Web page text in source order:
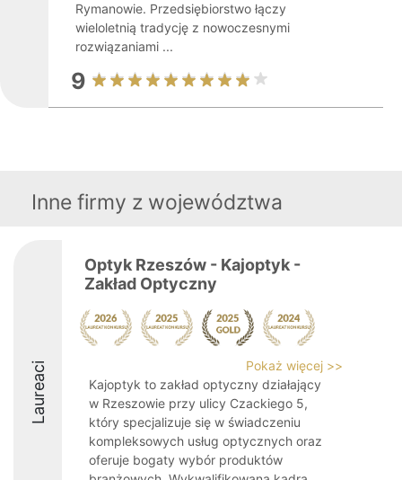
Rymanowie. Przedsiębiorstwo łączy
wieloletnią tradycję z nowoczesnymi
rozwiązaniami ...
9
Inne firmy z województwa
Laureaci
Optyk Rzeszów - Kajoptyk -
Zakład Optyczny
Pokaż więcej >>
Kajoptyk to zakład optyczny działający
w Rzeszowie przy ulicy Czackiego 5,
który specjalizuje się w świadczeniu
kompleksowych usług optycznych oraz
oferuje bogaty wybór produktów